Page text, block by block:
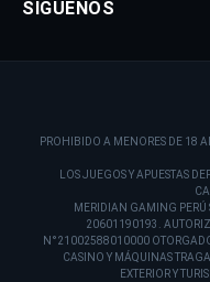
SÍGUENOS
PROHIBIDO A MENORES DE 18
LOS JUEGOS Y APUESTAS
MERIDIAN GAMING PERÚ
20601190193.
N°21002588010000
CASINO Y MÁQUINAS
EXTERIOR Y